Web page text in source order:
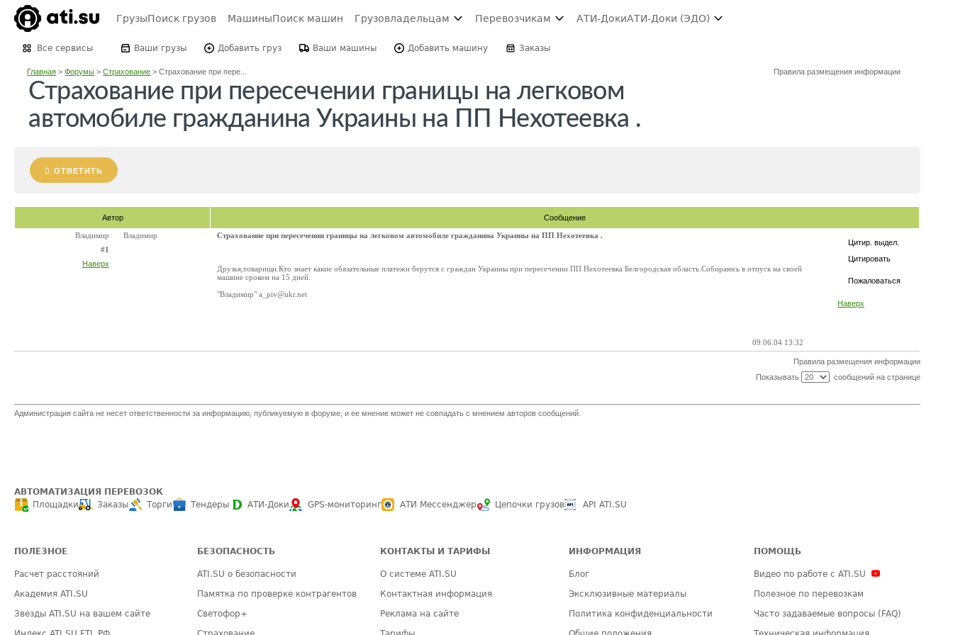
ГрузыПоиск грузов МашиныПоиск машин Грузовладельцам Перевозчикам АТИ-ДокиАТИ-Доки (ЭДО)
Все сервисы Ваши грузы Добавить груз Ваши машины Добавить машину Заказы
Главная >Форумы >Страхование >Страхование при пере... Правила размещения информации
Страхование при пересечении границы на легковом
автомобиле гражданина Украины на ПП Нехотеевка .
ОТВЕТИТЬ
Автор Сообщение
Цитир. выдел.
Цитировать
Пожаловаться
Наверх
Владимир
#1
Наверх
Владимир Страхование при пересечении границы на легковом автомобиле гражданина Украины на ПП Нехотеевка .
Друзья,товарищи.Кто знает какие обязательные платежи берутся с граждан Украины при пересечении ПП Нехотеевка Белгородская область.Собираюсь в отпуск на своей
машине сроком на 15 дней.
"Владимир" a_piv@ukr.net
09.06.04 13:32
Правила размещения информации
Показывать
сообщений на странице
Администрация сайта не несет ответственности за информацию, публикуемую в форуме, и ее мнение может не совпадать с мнением авторов сообщений.
АВТОМАТИЗАЦИЯ ПЕРЕВОЗОК
Площадки
Заказы Торги Тендеры АТИ-Доки GPS-мониторинг АТИ Мессенджер Цепочки грузов API ATI.SU
ПОЛЕЗНОЕ
Расчет расстояний
Академия ATI.SU
Звезды ATI.SU на вашем сайте
БЕЗОПАСНОСТЬ
ATI.SU о безопасности
Памятка по проверке контрагентов
Светофор+
КОНТАКТЫ И ТАРИФЫ
О системе ATI.SU
Контактная информация
Реклама на сайте
ИНФОРМАЦИЯ
Блог
Эксклюзивные материалы
Политика конфиденциальности
ПОМОЩЬ
Видео по работе с ATI.SU
Полезное по перевозкам
Часто задаваемые вопросы (FAQ)